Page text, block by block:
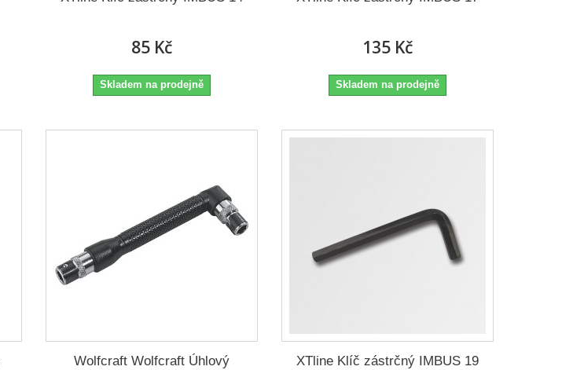
85 Kč
Skladem na prodejně
135 Kč
Skladem na prodejně
Wolfcraft Wolfcraft Úhlový
XTline Klíč zástrčný IMBUS 19